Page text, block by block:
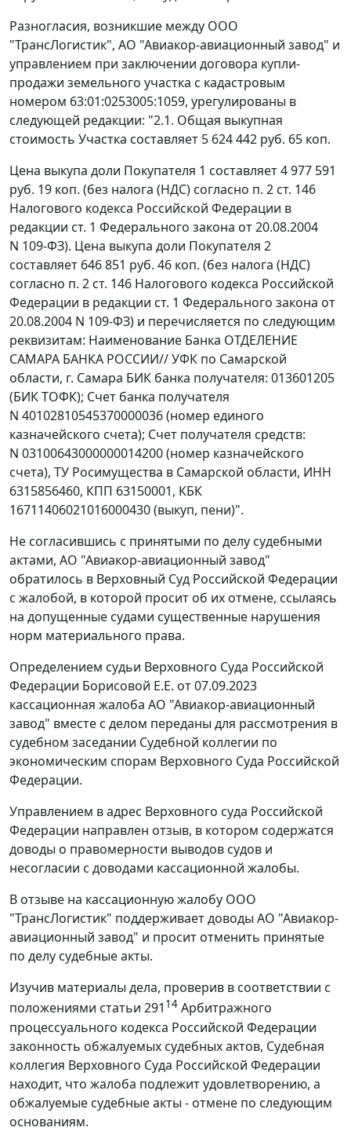
Разногласия, возникшие между ООО
"ТрансЛогистик", АО "Авиакор-авиационный завод" и
управлением при заключении договора купли-
продажи земельного участка с кадастровым
номером 63:01:0253005:1059, урегулированы в
следующей редакции: "2.1. Общая выкупная
стоимость Участка составляет 5 624 442 руб. 65 коп.
Цена выкупа доли Покупателя 1 составляет 4 977 591
руб. 19 коп. (без налога (НДС) согласно п. 2 ст. 146
Налогового кодекса Российской Федерации в
редакции ст. 1 Федерального закона от 20.08.2004
N 109-ФЗ). Цена выкупа доли Покупателя 2
составляет 646 851 руб. 46 коп. (без налога (НДС)
согласно п. 2 ст. 146 Налогового кодекса Российской
Федерации в редакции ст. 1 Федерального закона от
20.08.2004 N 109-ФЗ) и перечисляется по следующим
реквизитам: Наименование Банка ОТДЕЛЕНИЕ
САМАРА БАНКА РОССИИ// УФК по Самарской
области, г. Самара БИК банка получателя: 013601205
(БИК ТОФК); Счет банка получателя
N 40102810545370000036 (номер единого
казначейского счета); Счет получателя средств:
N 03100643000000014200 (номер казначейского
счета), ТУ Росимущества в Самарской области, ИНН
6315856460, КПП 63150001, КБК
16711406021016000430 (выкуп, пени)".
Не согласившись с принятыми по делу судебными
актами, АО "Авиакор-авиационный завод"
обратилось в Верховный Суд Российской Федерации
с жалобой, в которой просит об их отмене, ссылаясь
на допущенные судами существенные нарушения
норм материального права.
Определением судьи Верховного Суда Российской
Федерации Борисовой Е.Е. от 07.09.2023
кассационная жалоба АО "Авиакор-авиационный
завод" вместе с делом переданы для рассмотрения в
судебном заседании Судебной коллегии по
экономическим спорам Верховного Суда Российской
Федерации.
Управлением в адрес Верховного суда Российской
Федерации направлен отзыв, в котором содержатся
доводы о правомерности выводов судов и
несогласии с доводами кассационной жалобы.
В отзыве на кассационную жалобу ООО
"ТрансЛогистик" поддерживает доводы АО "Авиакор-
авиационный завод" и просит отменить принятые
по делу судебные акты.
Изучив материалы дела, проверив в соответствии с
положениями статьи 291 14 Арбитражного
процессуального кодекса Российской Федерации
законность обжалуемых судебных актов, Судебная
коллегия Верховного Суда Российской Федерации
находит, что жалоба подлежит удовлетворению, а
обжалуемые судебные акты - отмене по следующим
основаниям.